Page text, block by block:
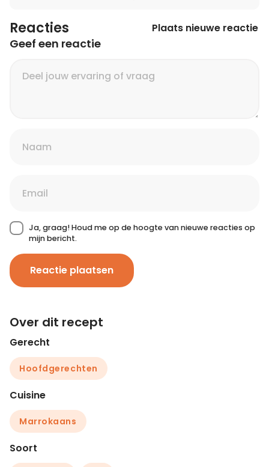
Reacties Plaats nieuwe reactie
Geef een reactie
Ja, graag! Houd me op de hoogte van nieuwe reacties op
mijn bericht.
Reactie plaatsen
Over dit recept
Gerecht
Hoofdgerechten
Cuisine
Marrokaans
Soort